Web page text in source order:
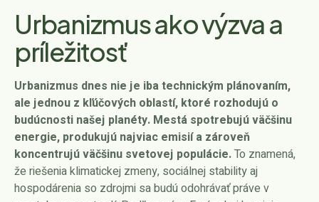
Urbanizmus ako výzva a
príležitosť
Urbanizmus dnes nie je iba technickým plánovaním,
ale jednou z kľúčových oblastí, ktoré rozhodujú o
budúcnosti našej planéty. Mestá spotrebujú väčšinu
energie, produkujú najviac emisií a zároveň
koncentrujú väčšinu svetovej populácie.To znamená,
že riešenia klimatickej zmeny, sociálnej stability aj
hospodárenia so zdrojmi sa budú odohrávať práve v